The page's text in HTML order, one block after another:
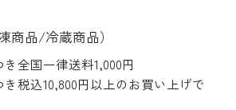
商品/冷蔵商品）
全国一律送料1,000円
税込10,800円以上のお買い上げで